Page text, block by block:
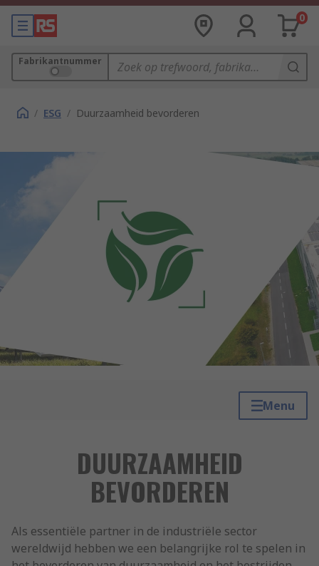
0
Fabrikantnummer
/ ESG / Duurzaamheid bevorderen
Menu
DUURZAAMHEID
BEVORDEREN
Als essentiële partner in de industriële sector
wereldwijd hebben we een belangrijke rol te spelen in